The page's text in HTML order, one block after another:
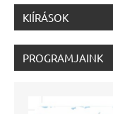
KIÍRÁSOK
PROGRAMJAINK